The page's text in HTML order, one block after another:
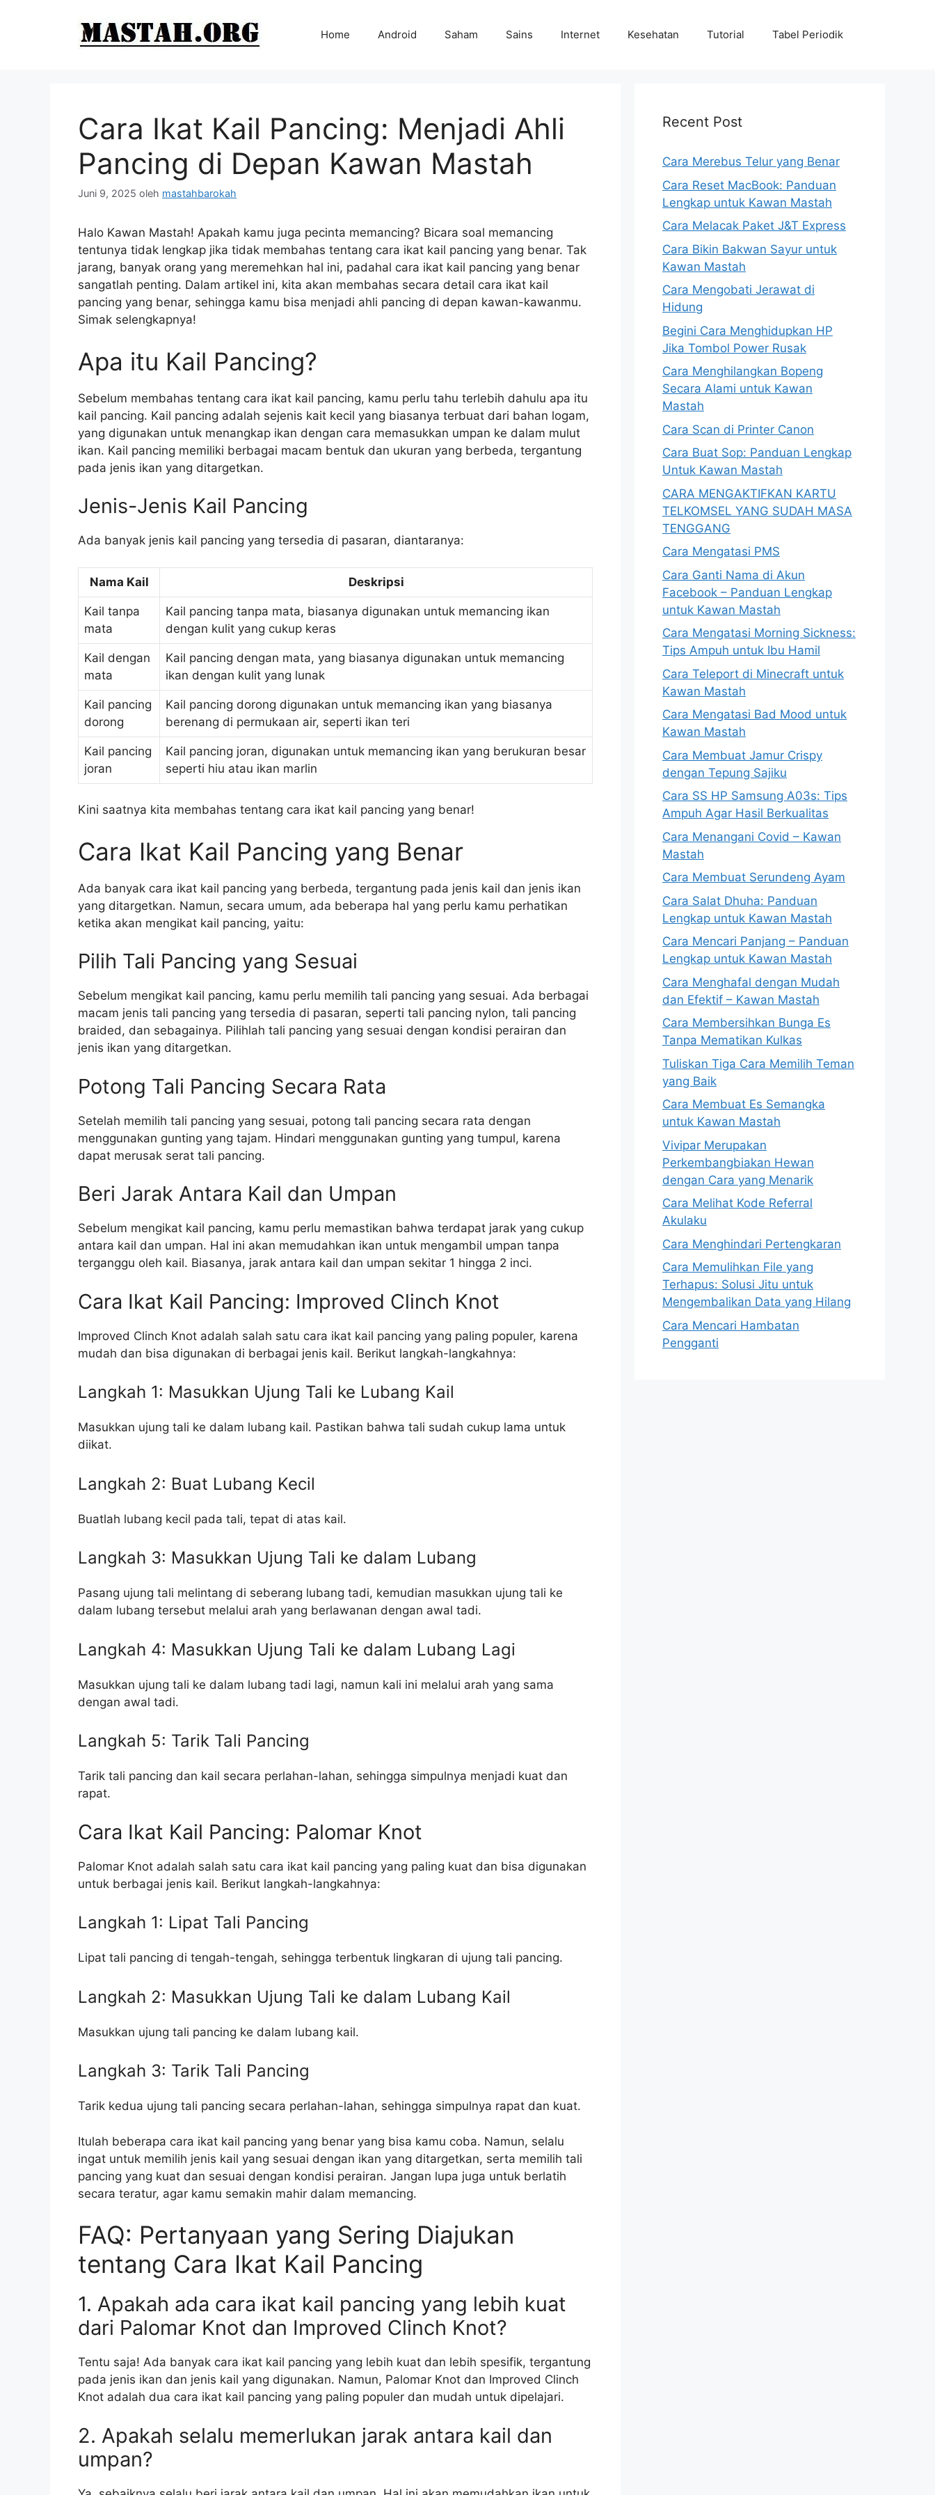
Home Android Saham Sains Internet Kesehatan Tutorial Tabel Periodik
Cara Ikat Kail Pancing: Menjadi Ahli
Pancing di Depan Kawan Mastah
Juni 9, 2025 oleh mastahbarokah
Halo Kawan Mastah! Apakah kamu juga pecinta memancing? Bicara soal memancing
tentunya tidak lengkap jika tidak membahas tentang cara ikat kail pancing yang benar. Tak
jarang, banyak orang yang meremehkan hal ini, padahal cara ikat kail pancing yang benar
sangatlah penting. Dalam artikel ini, kita akan membahas secara detail cara ikat kail
pancing yang benar, sehingga kamu bisa menjadi ahli pancing di depan kawan-kawanmu.
Simak selengkapnya!
Apa itu Kail Pancing?
Sebelum membahas tentang cara ikat kail pancing, kamu perlu tahu terlebih dahulu apa itu
kail pancing. Kail pancing adalah sejenis kait kecil yang biasanya terbuat dari bahan logam,
yang digunakan untuk menangkap ikan dengan cara memasukkan umpan ke dalam mulut
ikan. Kail pancing memiliki berbagai macam bentuk dan ukuran yang berbeda, tergantung
pada jenis ikan yang ditargetkan.
Jenis-Jenis Kail Pancing
Ada banyak jenis kail pancing yang tersedia di pasaran, diantaranya:
Nama Kail Deskripsi
Kail tanpa
mata
Kail pancing tanpa mata, biasanya digunakan untuk memancing ikan
dengan kulit yang cukup keras
Kail dengan
mata
Kail pancing dengan mata, yang biasanya digunakan untuk memancing
ikan dengan kulit yang lunak
Kail pancing
dorong
Kail pancing dorong digunakan untuk memancing ikan yang biasanya
berenang di permukaan air, seperti ikan teri
Kail pancing
joran
Kail pancing joran, digunakan untuk memancing ikan yang berukuran besar
seperti hiu atau ikan marlin
Kini saatnya kita membahas tentang cara ikat kail pancing yang benar!
Cara Ikat Kail Pancing yang Benar
Ada banyak cara ikat kail pancing yang berbeda, tergantung pada jenis kail dan jenis ikan
yang ditargetkan. Namun, secara umum, ada beberapa hal yang perlu kamu perhatikan
ketika akan mengikat kail pancing, yaitu:
Pilih Tali Pancing yang Sesuai
Sebelum mengikat kail pancing, kamu perlu memilih tali pancing yang sesuai. Ada berbagai
macam jenis tali pancing yang tersedia di pasaran, seperti tali pancing nylon, tali pancing
braided, dan sebagainya. Pilihlah tali pancing yang sesuai dengan kondisi perairan dan
jenis ikan yang ditargetkan.
Potong Tali Pancing Secara Rata
Setelah memilih tali pancing yang sesuai, potong tali pancing secara rata dengan
menggunakan gunting yang tajam. Hindari menggunakan gunting yang tumpul, karena
dapat merusak serat tali pancing.
Beri Jarak Antara Kail dan Umpan
Sebelum mengikat kail pancing, kamu perlu memastikan bahwa terdapat jarak yang cukup
antara kail dan umpan. Hal ini akan memudahkan ikan untuk mengambil umpan tanpa
terganggu oleh kail. Biasanya, jarak antara kail dan umpan sekitar 1 hingga 2 inci.
Cara Ikat Kail Pancing: Improved Clinch Knot
Improved Clinch Knot adalah salah satu cara ikat kail pancing yang paling populer, karena
mudah dan bisa digunakan di berbagai jenis kail. Berikut langkah-langkahnya:
Langkah 1: Masukkan Ujung Tali ke Lubang Kail
Masukkan ujung tali ke dalam lubang kail. Pastikan bahwa tali sudah cukup lama untuk
diikat.
Langkah 2: Buat Lubang Kecil
Buatlah lubang kecil pada tali, tepat di atas kail.
Langkah 3: Masukkan Ujung Tali ke dalam Lubang
Pasang ujung tali melintang di seberang lubang tadi, kemudian masukkan ujung tali ke
dalam lubang tersebut melalui arah yang berlawanan dengan awal tadi.
Langkah 4: Masukkan Ujung Tali ke dalam Lubang Lagi
Masukkan ujung tali ke dalam lubang tadi lagi, namun kali ini melalui arah yang sama
dengan awal tadi.
Langkah 5: Tarik Tali Pancing
Tarik tali pancing dan kail secara perlahan-lahan, sehingga simpulnya menjadi kuat dan
rapat.
Cara Ikat Kail Pancing: Palomar Knot
Palomar Knot adalah salah satu cara ikat kail pancing yang paling kuat dan bisa digunakan
untuk berbagai jenis kail. Berikut langkah-langkahnya:
Langkah 1: Lipat Tali Pancing
Lipat tali pancing di tengah-tengah, sehingga terbentuk lingkaran di ujung tali pancing.
Langkah 2: Masukkan Ujung Tali ke dalam Lubang Kail
Masukkan ujung tali pancing ke dalam lubang kail.
Langkah 3: Tarik Tali Pancing
Tarik kedua ujung tali pancing secara perlahan-lahan, sehingga simpulnya rapat dan kuat.
Itulah beberapa cara ikat kail pancing yang benar yang bisa kamu coba. Namun, selalu
ingat untuk memilih jenis kail yang sesuai dengan ikan yang ditargetkan, serta memilih tali
pancing yang kuat dan sesuai dengan kondisi perairan. Jangan lupa juga untuk berlatih
secara teratur, agar kamu semakin mahir dalam memancing.
FAQ: Pertanyaan yang Sering Diajukan
tentang Cara Ikat Kail Pancing
1. Apakah ada cara ikat kail pancing yang lebih kuat
dari Palomar Knot dan Improved Clinch Knot?
Tentu saja! Ada banyak cara ikat kail pancing yang lebih kuat dan lebih spesifik, tergantung
pada jenis ikan dan jenis kail yang digunakan. Namun, Palomar Knot dan Improved Clinch
Knot adalah dua cara ikat kail pancing yang paling populer dan mudah untuk dipelajari.
2. Apakah selalu memerlukan jarak antara kail dan
umpan?
Recent Post
Cara Merebus Telur yang Benar
Cara Reset MacBook: Panduan
Lengkap untuk Kawan Mastah
Cara Melacak Paket J&T Express
Cara Bikin Bakwan Sayur untuk
Kawan Mastah
Cara Mengobati Jerawat di
Hidung
Begini Cara Menghidupkan HP
Jika Tombol Power Rusak
Cara Menghilangkan Bopeng
Secara Alami untuk Kawan
Mastah
Cara Scan di Printer Canon
Cara Buat Sop: Panduan Lengkap
Untuk Kawan Mastah
CARA MENGAKTIFKAN KARTU
TELKOMSEL YANG SUDAH MASA
TENGGANG
Cara Mengatasi PMS
Cara Ganti Nama di Akun
Facebook – Panduan Lengkap
untuk Kawan Mastah
Cara Mengatasi Morning Sickness:
Tips Ampuh untuk Ibu Hamil
Cara Teleport di Minecraft untuk
Kawan Mastah
Cara Mengatasi Bad Mood untuk
Kawan Mastah
Cara Membuat Jamur Crispy
dengan Tepung Sajiku
Cara SS HP Samsung A03s: Tips
Ampuh Agar Hasil Berkualitas
Cara Menangani Covid – Kawan
Mastah
Cara Membuat Serundeng Ayam
Cara Salat Dhuha: Panduan
Lengkap untuk Kawan Mastah
Cara Mencari Panjang – Panduan
Lengkap untuk Kawan Mastah
Cara Menghafal dengan Mudah
dan Efektif – Kawan Mastah
Cara Membersihkan Bunga Es
Tanpa Mematikan Kulkas
Tuliskan Tiga Cara Memilih Teman
yang Baik
Cara Membuat Es Semangka
untuk Kawan Mastah
Vivipar Merupakan
Perkembangbiakan Hewan
dengan Cara yang Menarik
Cara Melihat Kode Referral
Akulaku
Cara Menghindari Pertengkaran
Cara Memulihkan File yang
Terhapus: Solusi Jitu untuk
Mengembalikan Data yang Hilang
Cara Mencari Hambatan
Pengganti